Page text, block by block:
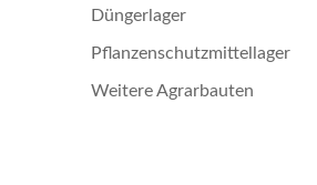
Düngerlager
Pflanzenschutzmittellager
Weitere Agrarbauten